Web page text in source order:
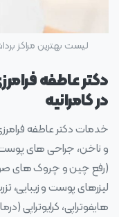
لیست بهترین مراکز
دکتر عاطفه
در کامرانیه
خدمات دکتر عاطفه
و ناخن، جراحی های
(رفع چین و چروک های
لیزرهای پوست و زیبایی،
هایفوتراپی، کرایوتراپی